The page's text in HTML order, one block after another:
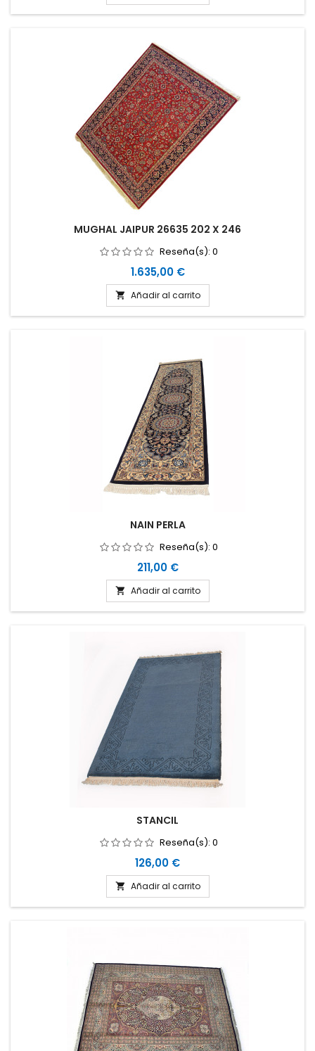
MUGHAL JAIPUR 26635 202 X 246
Reseña(s): 0
Precio
1.635,00 €
 Añadir al carrito
NAIN PERLA
Reseña(s): 0
Precio
211,00 €
 Añadir al carrito
STANCIL
Reseña(s): 0
Precio
126,00 €
 Añadir al carrito